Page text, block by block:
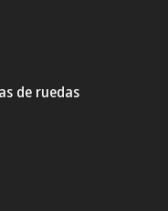
de ruedas